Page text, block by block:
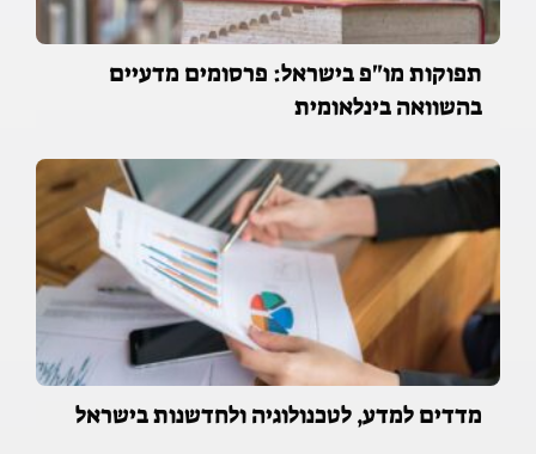
תפוקות מו"פ בישראל: פרסומים מדעיים
בהשוואה בינלאומית
מדדים למדע, לטכנולוגיה ולחדשנות בישראל